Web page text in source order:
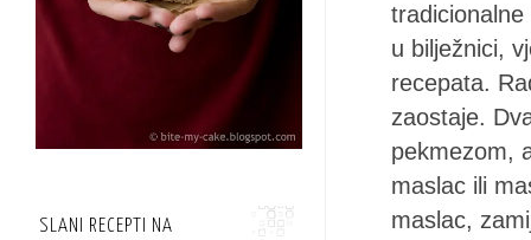
u bilježnici,
recepata.
zaostaje.
pekmezom,
maslac ili
maslac,
SLANI RECEPTI NA